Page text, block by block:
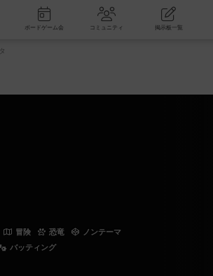
新着レビュー ボードゲーム会 コミュニティ
冒険 恐竜
ノンテーマ
バッティング